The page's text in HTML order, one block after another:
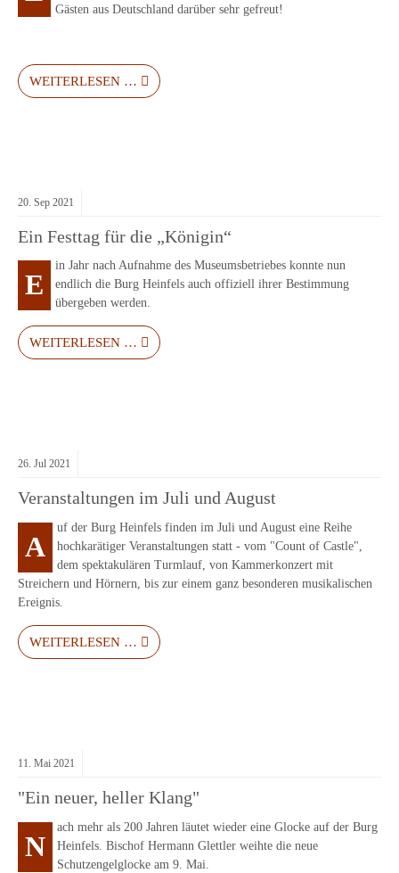
Gästen aus Deutschland darüber sehr gefreut!
WEITERLESEN …
20. Sep 2021
Ein Festtag für die „Königin“
E
in Jahr nach Aufnahme des Museumsbetriebes konnte nun
endlich die Burg Heinfels auch offiziell ihrer Bestimmung
übergeben werden.
WEITERLESEN …
26. Jul 2021
Veranstaltungen im Juli und August
A
uf der Burg Heinfels finden im Juli und August eine Reihe
hochkarätiger Veranstaltungen statt - vom "Count of Castle",
dem spektakulären Turmlauf, von Kammerkonzert mit
Streichern und Hörnern, bis zur einem ganz besonderen musikalischen
Ereignis.
WEITERLESEN …
11. Mai 2021
"Ein neuer, heller Klang"
N
ach mehr als 200 Jahren läutet wieder eine Glocke auf der Burg
Heinfels. Bischof Hermann Glettler weihte die neue
Schutzengelglocke am 9. Mai.